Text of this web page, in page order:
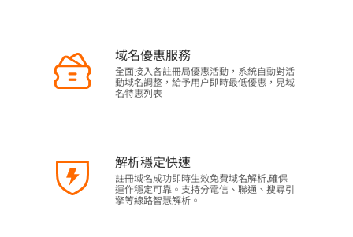
域名優惠服務
全面接入各註冊局優惠活動，系統自動對活
動域名調整，給予用户即時最低優惠，見域
名特惠列表
解析穩定快速
註冊域名成功即時生效免費域名解析,確保
運作穩定可靠。支持分電信、聯通、搜尋引
擎等線路智慧解析。